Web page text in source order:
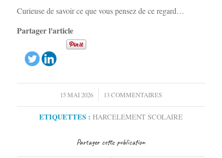
Curieuse de savoir ce que vous pensez de ce regard…
Partager l'article
15 MAI 2026
/ 13 COMMENTAIRES
ETIQUETTES : HARCELEMENT SCOLAIRE
Partager cette publication